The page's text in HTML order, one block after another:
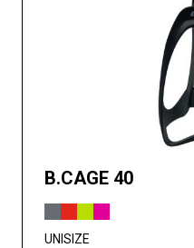
B.CAGE 40
UNISIZE